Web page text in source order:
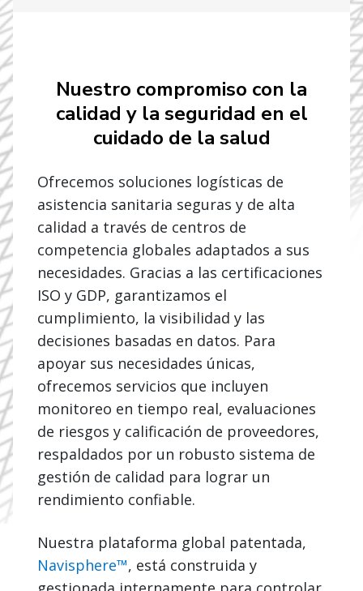
Nuestro compromiso con la
calidad y la seguridad en el
cuidado de la salud
Ofrecemos soluciones logísticas de
asistencia sanitaria seguras y de alta
calidad a través de centros de
competencia globales adaptados a sus
necesidades. Gracias a las certificaciones
ISO y GDP, garantizamos el
cumplimiento, la visibilidad y las
decisiones basadas en datos. Para
apoyar sus necesidades únicas,
ofrecemos servicios que incluyen
monitoreo en tiempo real, evaluaciones
de riesgos y calificación de proveedores,
respaldados por un robusto sistema de
gestión de calidad para lograr un
rendimiento confiable.
Nuestra plataforma global patentada,
Navisphere™, está construida y